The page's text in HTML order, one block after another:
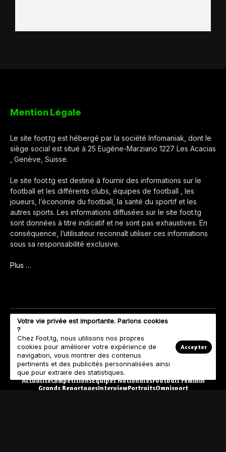
Mention Légale
Le site foot.tg est hébergé par la société Infomaniak, dont le
siège social est situé à 25 Eugène-Marziano 1227 Les Acacias
, Genève, Suisse.
Le site foot.tg est destiné à fournir des informations sur le
football et les différents clubs, équipes de football , les
joueurs, l’économie du football, la santé du sportif et les
autres sports. Les informations diffusées sur le site foot.tg
sont données à titre indicatif et ne sont pas exhaustives. En
conséquence, l’utilisateur reconnaît utiliser ces informations
sous sa responsabilité exclusive.
Plus …
ActualitéCompétitionsEquipes NationalesFootball Féminin
Grands ReportagesInterviewPortraitsOmnisport
Votre vie privée est importante. Parlons cookies
?
Chez Foot.tg, nous utilisons nos propres
cookies pour améliorer votre expérience de
navigation, vous montrer des contenus
pertinents et des publicités personnalisées ainsi
que pour extraire des statistiques.
Accepter